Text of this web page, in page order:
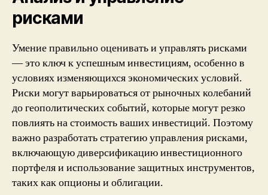
рисками
Умение правильно оценивать и управлять рисками
— это ключ к успешным инвестициям, особенно в
условиях изменяющихся экономических условий.
Риски могут варьироваться от рыночных колебаний
до геополитических событий, которые могут резко
повлиять на стоимость ваших инвестиций. Поэтому
важно разработать стратегию управления рисками,
включающую диверсификацию инвестиционного
портфеля и использование защитных инструментов,
таких как опционы и облигации.